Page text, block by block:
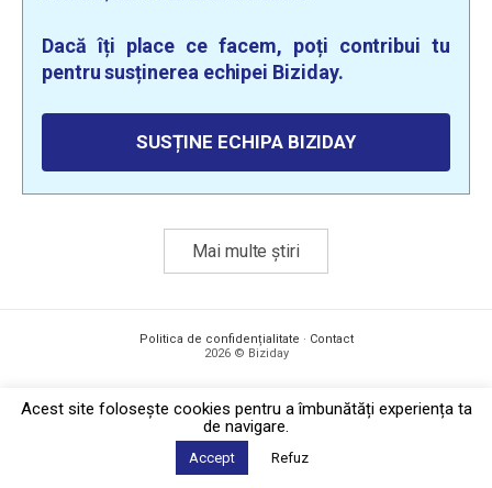
Dacă îți place ce facem, poți contribui tu
pentru susținerea echipei Biziday.
SUSȚINE ECHIPA BIZIDAY
Mai multe știri
Politica de confidențialitate · Contact
2026 © Biziday
Acest site foloseşte cookies pentru a îmbunătăți experiența ta
de navigare.
Accept Refuz